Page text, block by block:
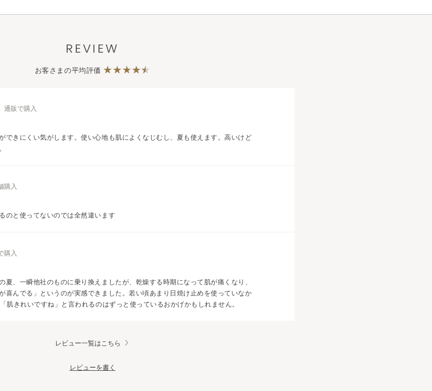
REVIEW
お客さまの平均評価
通販で購入
できにくい気がします。使い心地も肌によくなじむし、夏も使えます。高いけど
購入
のと使ってないのでは全然違います
購入
夏、一瞬他社のものに乗り換えましたが、乾燥する時期になって肌が痛くなり、
喜んでる」というのが実感できました。若い頃あまり日焼け止めを使っていなか
肌きれいですね」と言われるのはずっと使っているおかげかもしれません。
レビュー一覧はこちら
レビューを書く